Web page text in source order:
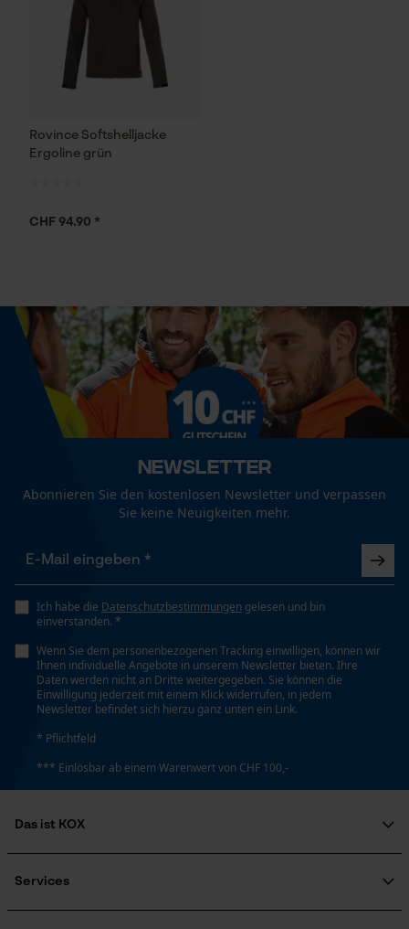
Rovince Softshelljacke
Ergoline grün
CHF 94.90 *
Newsletter
Abonnieren Sie den kostenlosen Newsletter und verpassen
Sie keine Neuigkeiten mehr.
Ich habe die Datenschutzbestimmungen gelesen und bin
einverstanden. *
Wenn Sie dem personenbezogenen Tracking einwilligen, können wir
Ihnen individuelle Angebote in unserem Newsletter bieten. Ihre
Daten werden nicht an Dritte weitergegeben. Sie können die
Einwilligung jederzeit mit einem Klick widerrufen, in jedem
Newsletter befindet sich hierzu ganz unten ein Link.
* Pflichtfeld
*** Einlösbar ab einem Warenwert von CHF 100,-
Das ist KOX
Soziales Engagement
Services
Econda Tag Manager
Statistik Cookies
Funktionale Cookies
Loop54 Personalization
Personalisierte Startseite
Gespeicherter Warenkorb
Persönliche Begrüßung
Geo-IP und User Detection
YouTube-Videos
Google Maps
Kontaktaufnahme per Chat
Marketing Cookies
Google Global Site Tag